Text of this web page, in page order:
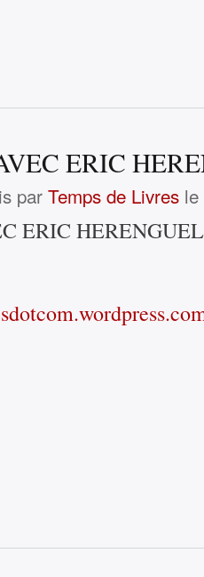
ERIC
parTemps de Livres
ERIC HERENGUEL